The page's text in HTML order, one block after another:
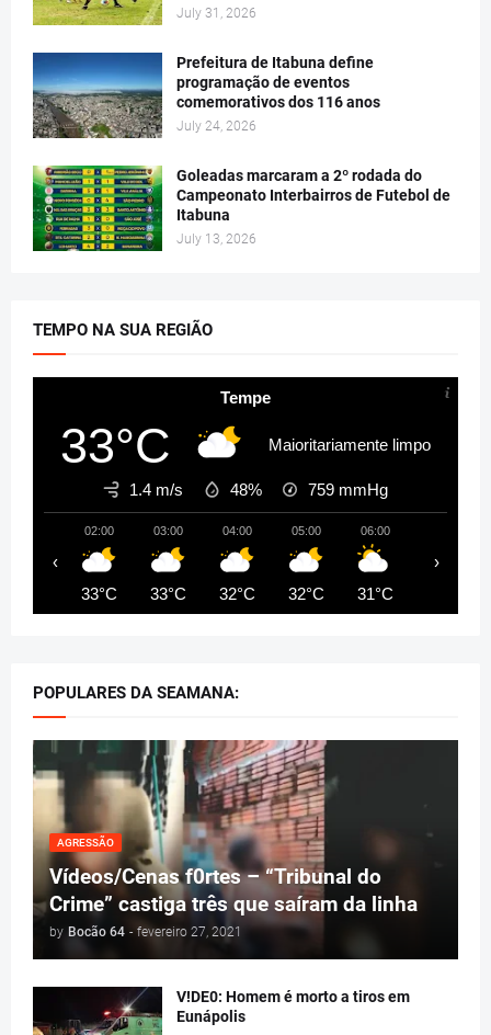
July 31, 2026
Prefeitura de Itabuna define
programação de eventos
comemorativos dos 116 anos
July 24, 2026
Goleadas marcaram a 2º rodada do
Campeonato Interbairros de Futebol de
Itabuna
July 13, 2026
TEMPO NA SUA REGIÃO
Tempe
33°C Maioritariamente limpo
1.4 m/s 48% 759 mmHg
02:00
33°C
03:00
33°C
04:00
32°C
05:00
32°C
06:00
31°C
‹ ›
POPULARES DA SEAMANA:
AGRESSÃO
Vídeos/Cenas f0rtes – “Tribunal do
Crime” castiga três que saíram da linha
by Bocão 64 - fevereiro 27, 2021
V!DE0: Homem é morto a tiros em
Eunápolis